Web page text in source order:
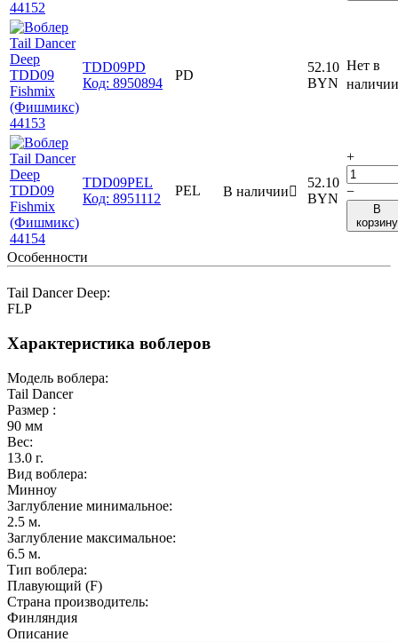
TDD09PD
Код: 8950894
PD
52.10
BYN
Нет в
наличии
TDD09PEL
Код: 8951112
PEL В наличии
52.10
BYN
+
−
В
корзину
Особенности
Tail Dancer Deep:
FLP
Характеристика воблеров
Модель воблера:
Tail Dancer
Размер :
90 мм
Вес:
13.0 г.
Вид воблера:
Минноу
Заглубление минимальное:
2.5 м.
Заглубление максимальное:
6.5 м.
Тип воблера:
Плавующий (F)
Страна производитель:
Финляндия
Описание